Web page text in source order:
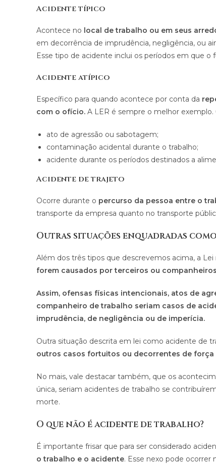
Acidente típico
Acontece no local de trabalho ou em seus
em decorrência de imprudência, negligência, ou
Esse tipo de acidente inclui os períodos em que
Acidente atípico
Específico para quando acontece por conta da
com o ofício. A LER é sempre o melhor
ato de agressão ou sabotagem;
contaminação acidental durante o trabalho;
acidente durante os períodos destinados a
Acidente de trajeto
Ocorre durante o percurso da pessoa entre o
transporte da empresa quanto no transporte
Outras situações enquadradas
Além dos três tipos que descrevemos acima, a Lei
forem causados por terceiros ou
Assim, ofensas físicas intencionais, atos de
companheiro de trabalho seriam casos de
imprudência, de negligência ou de imperícia.
Outra situação descrita em lei como acidente de
outros casos fortuitos ou decorrentes de
No mais, vale destacar também, que os
única, seriam acidentes de trabalho se
morte.
O que não é acidente de trabalho?
É importante frisar que para ser considerado
o trabalho e o acidente. Esse nexo pode ocorrer